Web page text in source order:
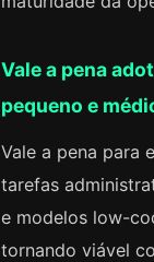
Vale a pena
pequeno e
Vale a pena para
tarefas
e modelos low-
tornando viável